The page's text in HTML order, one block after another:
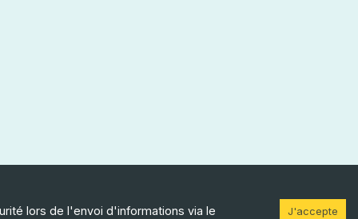
lors de l'envoi d'informations via le J'accepte
PADEO